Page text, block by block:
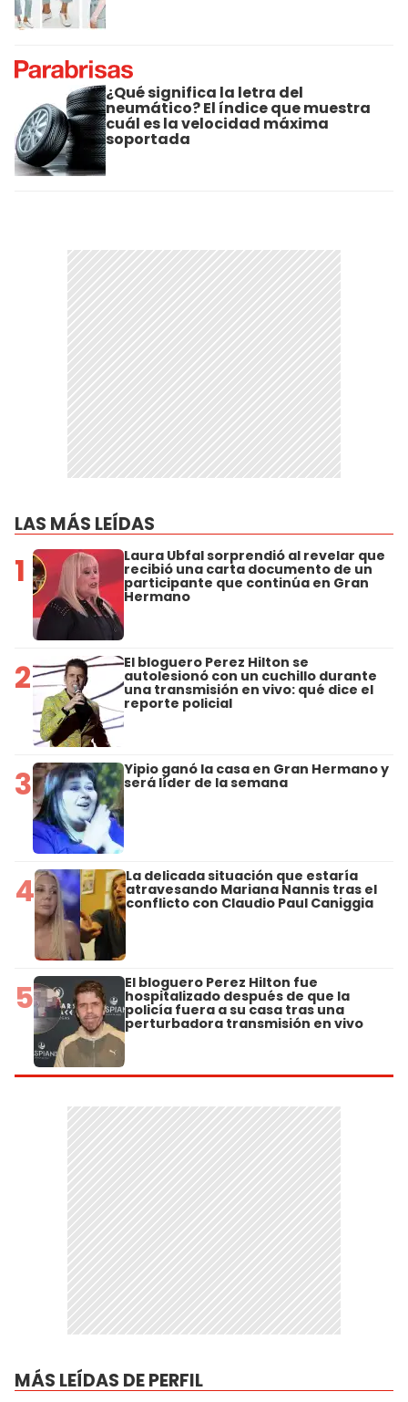
¿Qué significa la letra del
neumático? El índice que muestra
cuál es la velocidad máxima
soportada
LAS MÁS LEÍDAS
1 Laura Ubfal sorprendió al revelar que
recibió una carta documento de un
participante que continúa en Gran
Hermano
2 El bloguero Perez Hilton se
autolesionó con un cuchillo durante
una transmisión en vivo: qué dice el
reporte policial
3 Yipio ganó la casa en Gran Hermano y
será líder de la semana
4 La delicada situación que estaría
atravesando Mariana Nannis tras el
conflicto con Claudio Paul Caniggia
5 El bloguero Perez Hilton fue
hospitalizado después de que la
policía fuera a su casa tras una
perturbadora transmisión en vivo
MÁS LEÍDAS DE PERFIL